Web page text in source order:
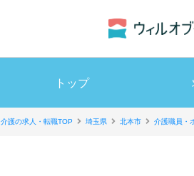
トップ
介護の求人・転職TOP 埼玉県 北本市 介護職員・